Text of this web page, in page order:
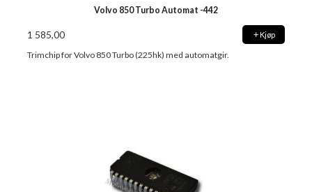
Volvo 850 Turbo Automat -442
1 585,00 Kjøp
Trimchip for Volvo 850 Turbo (225hk) med automatgir.